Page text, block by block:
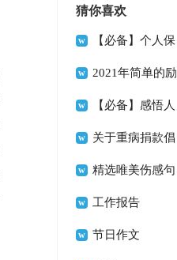
猜你喜欢
【必备】个人保
证书三篇
2021年简单的励
志座右铭锦集67句
【必备】感悟人
生的格言合集60句
关于重病捐款倡
议书集锦6篇
精选唯美伤感句
子45条工作报告
节日作文